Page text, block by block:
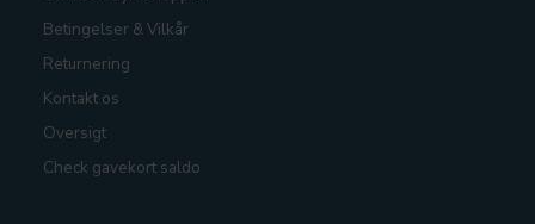
Betingelser & Vilkår
Returnering
Kontakt os
Oversigt
Check gavekort saldo